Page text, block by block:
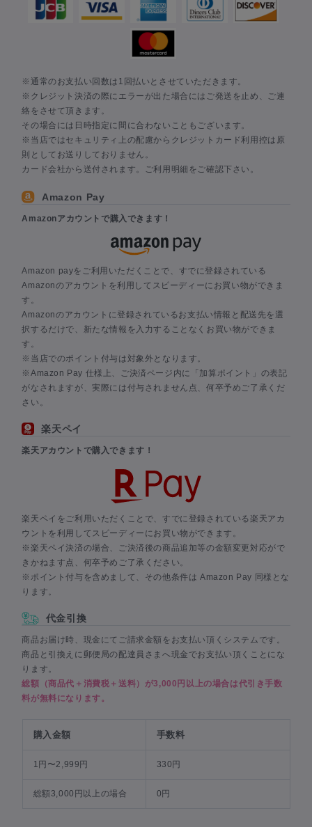
※通常のお支払い回数は1回払いとさせていただきます。
※クレジット決済の際にエラーが出た場合にはご発送を止め、ご連
絡をさせて頂きます。
その場合には日時指定に間に合わないこともございます。
※当店ではセキュリティ上の配慮からクレジットカード利用控は原
則としてお送りしておりません。
カード会社から送付されます。ご利用明細をご確認下さい。
Amazon Pay
Amazonアカウントで購入できます！
Amazon payをご利用いただくことで、すでに登録されている
Amazonのアカウントを利用してスピーディーにお買い物ができま
す。
Amazonのアカウントに登録されているお支払い情報と配送先を選
択するだけで、新たな情報を入力することなくお買い物ができま
す。
※当店でのポイント付与は対象外となります。
※Amazon Pay 仕様上、ご決済ページ内に「加算ポイント」の表記
がなされますが、実際には付与されません点、何卒予めご了承くだ
さい。
楽天ペイ
楽天アカウントで購入できます！
楽天ペイをご利用いただくことで、すでに登録されている楽天アカ
ウントを利用してスピーディーにお買い物ができます。
※楽天ペイ決済の場合、ご決済後の商品追加等の金額変更対応がで
きかねます点、何卒予めご了承ください。
※ポイント付与を含めまして、その他条件は Amazon Pay 同様とな
ります。
代金引換
商品お届け時、現金にてご請求金額をお支払い頂くシステムです。
商品と引換えに郵便局の配達員さまへ現金でお支払い頂くことにな
ります。
総額（商品代＋消費税＋送料）が3,000円以上の場合は代引き手数
料が無料になります。
購入金額 手数料
1円〜2,999円 330円
総額3,000円以上の場合 0円